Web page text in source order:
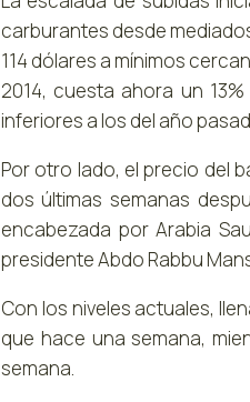
carburantes desde
114 dólares a mínimos
2014, cuesta ahora un
inferiores a los del año
Por otro lado, el precio del
dos últimas semanas
encabezada por Arabia
presidente Abdo Rabbu
Con los niveles actuales,
que hace una semana,
semana.